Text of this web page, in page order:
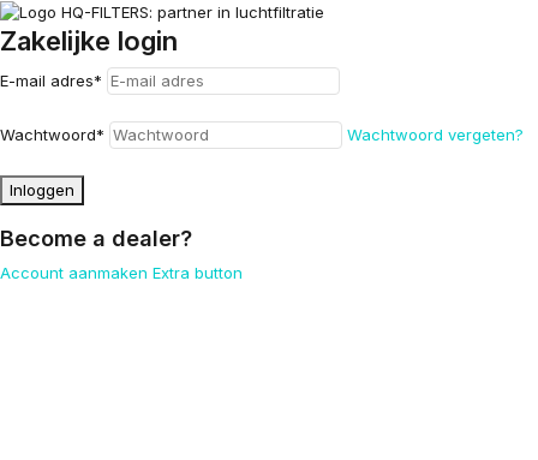
Zakelijke login
E-mail adres*
Wachtwoord* Wachtwoord vergeten?
Inloggen
Become a dealer?
Account aanmaken Extra button